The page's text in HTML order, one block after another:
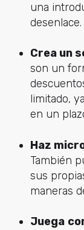
una
desenlace.
Crea un
son un
limitado,
en un
Haz
También
sus
maneras
Juega